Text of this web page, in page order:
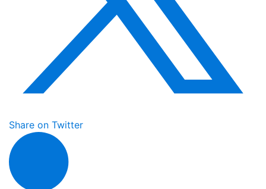
Share on Twitter